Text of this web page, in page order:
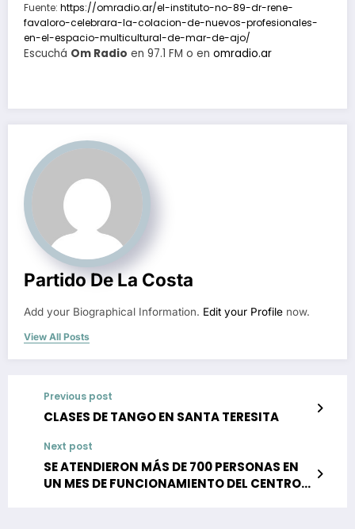
Fuente: https://omradio.ar/el-instituto-no-89-dr-rene-
favaloro-celebrara-la-colacion-de-nuevos-profesionales-
en-el-espacio-multicultural-de-mar-de-ajo/
Escuchá Om Radio en 97.1 FM o en omradio.ar
Partido De La Costa
Add your Biographical Information. Edit your Profile now.
View All Posts
Previous post
CLASES DE TANGO EN SANTA TERESITA
Next post
SE ATENDIERON MÁS DE 700 PERSONAS EN
UN MES DE FUNCIONAMIENTO DEL CENTRO